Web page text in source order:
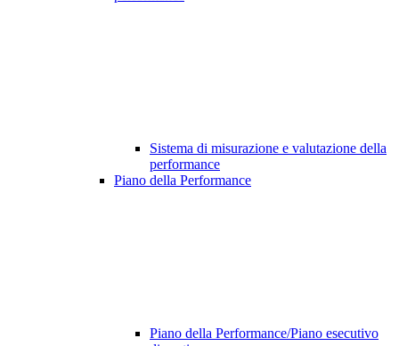
Sistema di misurazione e valutazione della
performance
Piano della Performance
Piano della Performance/Piano esecutivo